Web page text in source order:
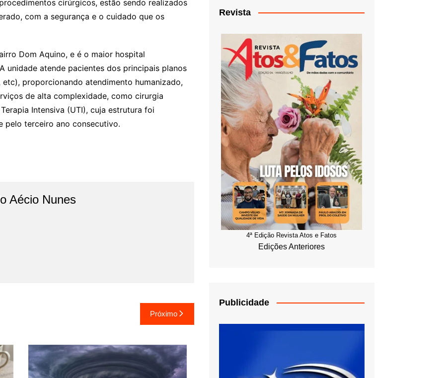
cirúrgicos, estão sendo realizados
com a segurança e o cuidado que os
Dom Aquino, e é o maior hospital
unidade atende pacientes dos principais planos
etc), proporcionando atendimento humanizado,
de alta complexidade, como cirurgia
Intensiva (UTI), cuja estrutura foi
pelo terceiro ano consecutivo.
Aécio Nunes
Próximo
Revista
4ª Edição Revista Atos e Fatos
Edições Anteriores
Publicidade